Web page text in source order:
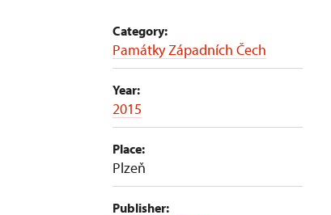
Category:
Památky Západních Čech
Year:
2015
Place:
Plzeň
Publisher: